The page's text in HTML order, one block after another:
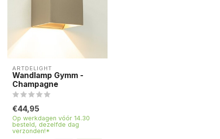
ARTDELIGHT
Wandlamp Gymm -
Champagne
€44,95
Op werkdagen vóór 14.30
besteld, dezelfde dag
verzonden!*